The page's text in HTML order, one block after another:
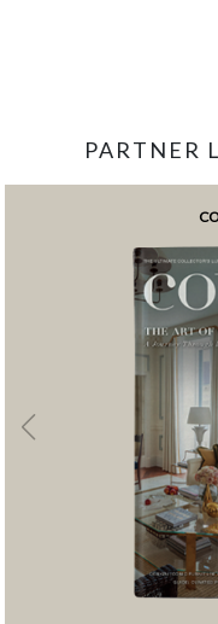
PARTNER